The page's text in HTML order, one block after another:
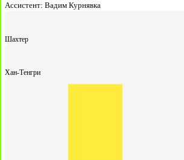
Ассистент: Вадим Курнявка
Шахтер
Хан-Тенгри